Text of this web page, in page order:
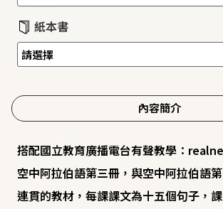
紙本書
內容簡介
搭配國立教育廣播電台有聲教學：
空中阿拉伯語第三冊，與空中阿拉伯語
連貫的教材，每課課文為十五個句子，